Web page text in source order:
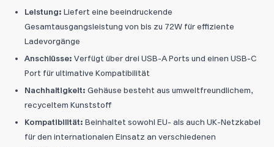
Leistung: Liefert eine beeindruckende
Gesamtausgangsleistung von bis zu 72W für effiziente
Ladevorgänge
Anschlüsse: Verfügt über drei USB-A Ports und einen USB-C
Port für ultimative Kompatibilität
Nachhaltigkeit: Gehäuse besteht aus umweltfreundlichem,
recyceltem Kunststoff
Kompatibilität: Beinhaltet sowohl EU- als auch UK-Netzkabel
für den internationalen Einsatz an verschiedenen